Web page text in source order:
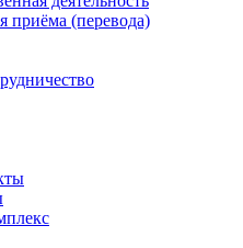
приёма (перевода)